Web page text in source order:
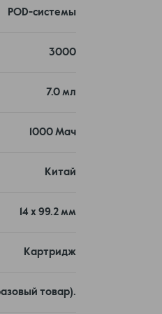
POD-системы
3000
7.0 мл
1000 Мач
Китай
14 x 99.2 мм
Картридж
товар).